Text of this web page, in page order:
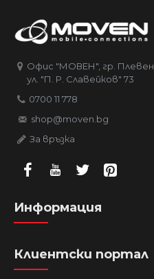
Офис "МОВЕН", гр. Плевен
ул. "П. Р. Славейков" 73
0700 11 778
shop@moven.bg
За връзка
Информация
Клиентски портал